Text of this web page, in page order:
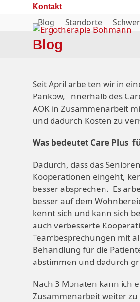
to
content
Kontakt
Blog Standorte
Blog
Seit April arbeiten wir in
Pankow, innerhalb des
AOK in Zusammenarbeit
und dadurch Kosten zu
Was bedeutet Care Plus
Dadurch, dass das
Kooperationen eingeht,
besser absprechen. Es
besser auf dem
kennt sich und kann sich
auch verbesserte
Teambesprechungen mit
Behandlung für die
abstimmen und dadurch
Nach 3 Monaten kann ich
Zusammenarbeit weiter